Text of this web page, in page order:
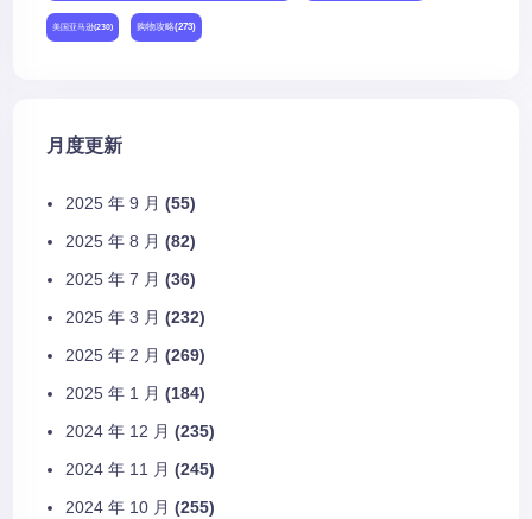
美国亚马逊(230) 购物攻略(273)
月度更新
2025 年 9 月 (55)
2025 年 8 月 (82)
2025 年 7 月 (36)
2025 年 3 月 (232)
2025 年 2 月 (269)
2025 年 1 月 (184)
2024 年 12 月 (235)
2024 年 11 月 (245)
2024 年 10 月 (255)